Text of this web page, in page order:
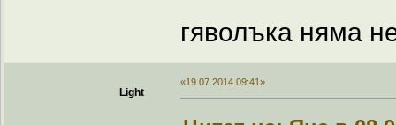
гяволъка няма
Light
«19.07.2014 09:41»